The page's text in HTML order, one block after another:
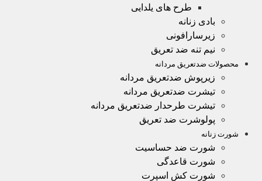
طرح های یلدایی
بادی زنانه
زیرسارافونی
نیم تنه ضد تعریق
محصولات ضدتعریق مردانه
زیرپوش ضدتعریق مردانه
تیشرت ضدتعریق مردانه
تیشرت طرحدار ضدتعریق مردانه
پولوشرت ضد تعریق
شورت زنانه
شورت ضد حساسیت
شورت قاعدگی
شورت کش اسپرت